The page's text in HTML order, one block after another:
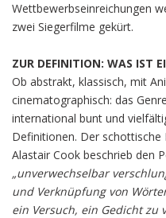
Wettbewerbseinreichungen
zwei Siegerfilme gekürt.
ZUR DEFINITION: WAS IST
Ob abstrakt, klassisch, mit
cinematographisch: das
international bunt und
Definitionen. Der
Alastair Cook beschrieb den
„unverwechselbar
und Verknüpfung von
ein Versuch, ein Gedicht